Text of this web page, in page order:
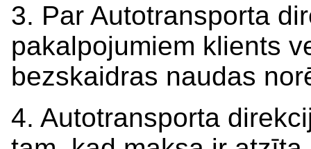
3. Par Autotransporta
pakalpojumiem klients
bezskaidras naudas
4. Autotransporta